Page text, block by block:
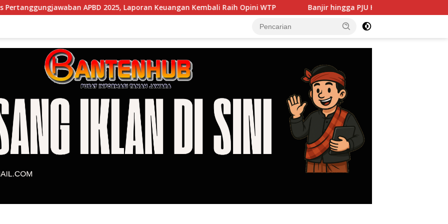
APBD 2025, Laporan Keuangan Kembali Raih Opini WTP Banjir hingga PJU Harus Jadi Prioritas, DPRD Dorong